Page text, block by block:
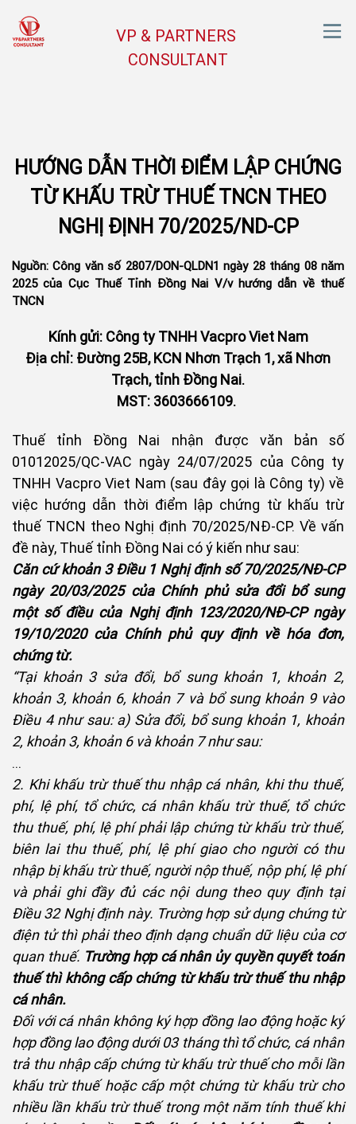
VP & PARTNERS
CONSULTANT
HƯỚNG DẪN THỜI ĐIỂM LẬP CHỨNG
TỪ KHẤU TRỪ THUẾ TNCN THEO
NGHỊ ĐỊNH 70/2025/ND-CP
Nguồn: Công văn số 2807/DON-QLDN1 ngày 28 tháng 08 năm
2025 của Cục Thuế Tỉnh Đồng Nai V/v hướng dẫn về thuế
TNCN
Kính gửi: Công ty TNHH Vacpro Viet Nam
Địa chỉ: Đường 25B, KCN Nhơn Trạch 1, xã Nhơn
Trạch, tỉnh Đồng Nai.
MST: 3603666109.
Thuế tỉnh Đồng Nai nhận được văn bản số
01012025/QC-VAC ngày 24/07/2025 của Công ty
TNHH Vacpro Viet Nam (sau đây gọi là Công ty) về
việc hướng dẫn thời điểm lập chứng từ khấu trừ
thuế TNCN theo Nghị định 70/2025/NĐ-CP. Về vấn
đề này, Thuế tỉnh Đồng Nai có ý kiến như sau:
Căn cứ khoản 3 Điều 1 Nghị định số 70/2025/NĐ-CP
ngày 20/03/2025 của Chính phủ sửa đổi bổ sung
một số điều của Nghị định 123/2020/NĐ-CP ngày
19/10/2020 của Chính phủ quy định về hóa đơn,
chứng từ.
“Tại khoản 3 sửa đổi, bổ sung khoản 1, khoản 2,
khoản 3, khoản 6, khoản 7 và bổ sung khoản 9 vào
Điều 4 như sau: a) Sửa đổi, bổ sung khoản 1, khoản
2, khoản 3, khoản 6 và khoản 7 như sau:
...
2. Khi khấu trừ thuế thu nhập cá nhân, khi thu thuế,
phí, lệ phí, tổ chức, cá nhân khấu trừ thuế, tổ chức
thu thuế, phí, lệ phí phải lập chứng từ khấu trừ thuế,
biên lai thu thuế, phí, lệ phí giao cho người có thu
nhập bị khấu trừ thuế, người nộp thuế, nộp phí, lệ phí
và phải ghi đầy đủ các nội dung theo quy định tại
Điều 32 Nghị định này. Trường hợp sử dụng chứng từ
điện tử thì phải theo định dạng chuẩn dữ liệu của cơ
quan thuế. Trường hợp cá nhân ủy quyền quyết toán
thuế thì không cấp chứng từ khấu trừ thuế thu nhập
cá nhân.
Đối với cá nhân không ký hợp đồng lao động hoặc ký
hợp đồng lao động dưới 03 tháng thì tổ chức, cá nhân
trả thu nhập cấp chứng từ khấu trừ thuế cho mỗi lần
khấu trừ thuế hoặc cấp một chứng từ khấu trừ cho
nhiều lần khấu trừ thuế trong một năm tính thuế khi